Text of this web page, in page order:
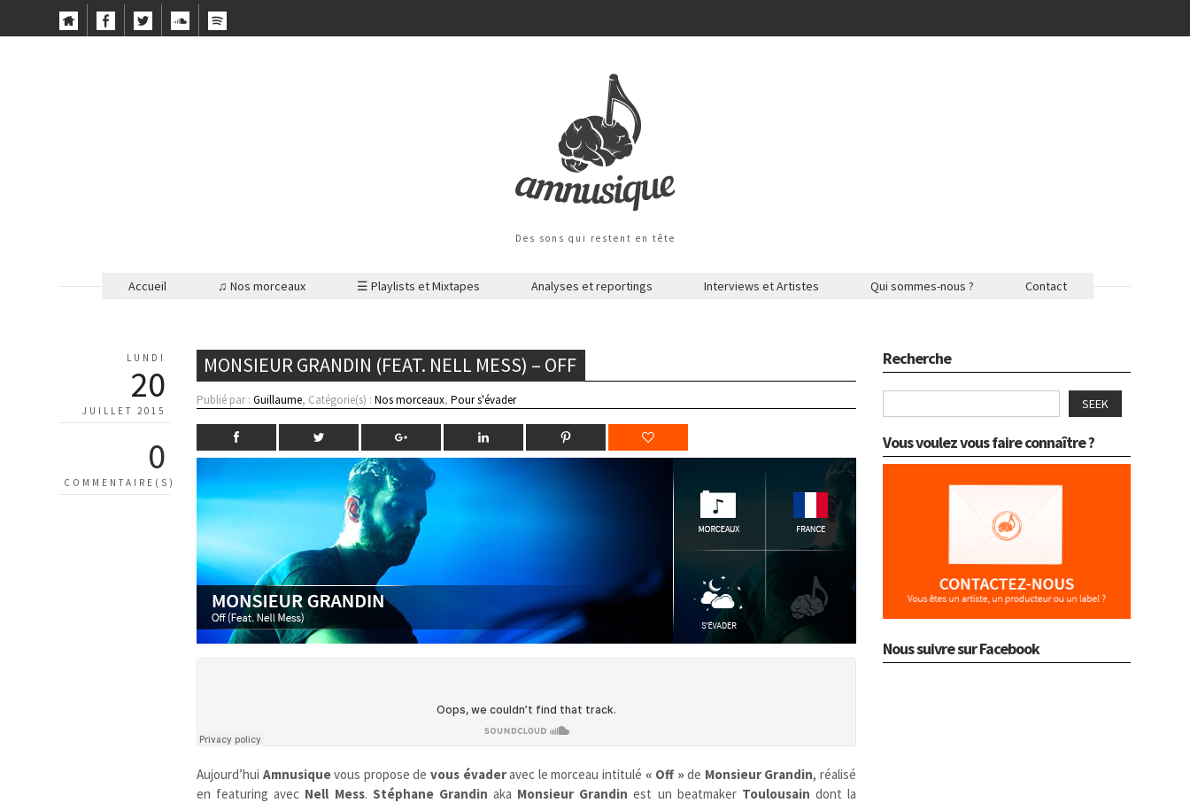
Des sons qui restent en tête
Accueil ♫ Nos morceaux ☰ Playlists et Mixtapes Analyses et reportings Interviews et Artistes Qui sommes-nous ? Contact
LUNDI
20
JUILLET 2015
0
COMMENTAIRE(S)
MONSIEUR GRANDIN (FEAT. NELL MESS) – OFF
Publié par :Guillaume, Catégorie(s) :Nos morceaux,Pour s'évader
Aujourd’hui Amnusiquevous propose de vous évaderavec le morceau intitulé « Off » de Monsieur Grandin, réalisé
en featuring avec Nell Mess. Stéphane Grandin aka Monsieur Grandin est un beatmaker Toulousain dont la
Recherche
SEEK
Vous voulez vous faire connaître ?
Nous suivre sur Facebook